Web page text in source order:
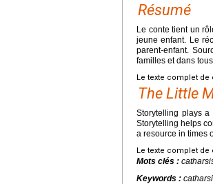
Résumé
Le conte tient un
jeune enfant. Le
parent-enfant.
familles et dans
Le texte complet de
The Little
Storytelling plays
Storytelling helps
a resource in times
Le texte complet de
Mots clés :
Keywords :